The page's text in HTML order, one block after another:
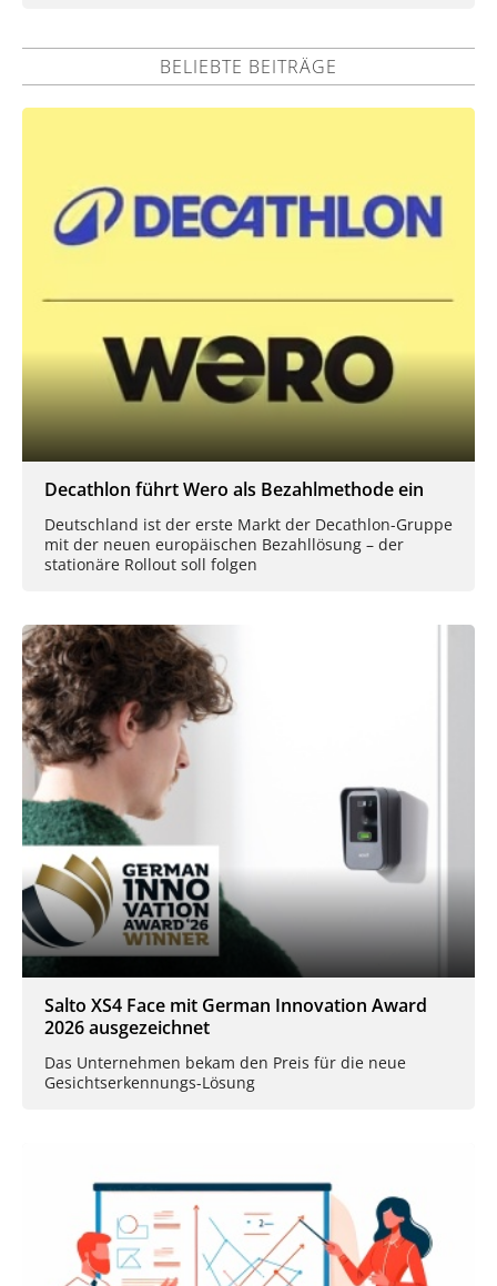
BELIEBTE BEITRÄGE
Decathlon führt Wero als Bezahlmethode ein
Deutschland ist der erste Markt der Decathlon-Gruppe
mit der neuen europäischen Bezahllösung – der
stationäre Rollout soll folgen
Salto XS4 Face mit German Innovation Award
2026 ausgezeichnet
Das Unternehmen bekam den Preis für die neue
Gesichtserkennungs-Lösung